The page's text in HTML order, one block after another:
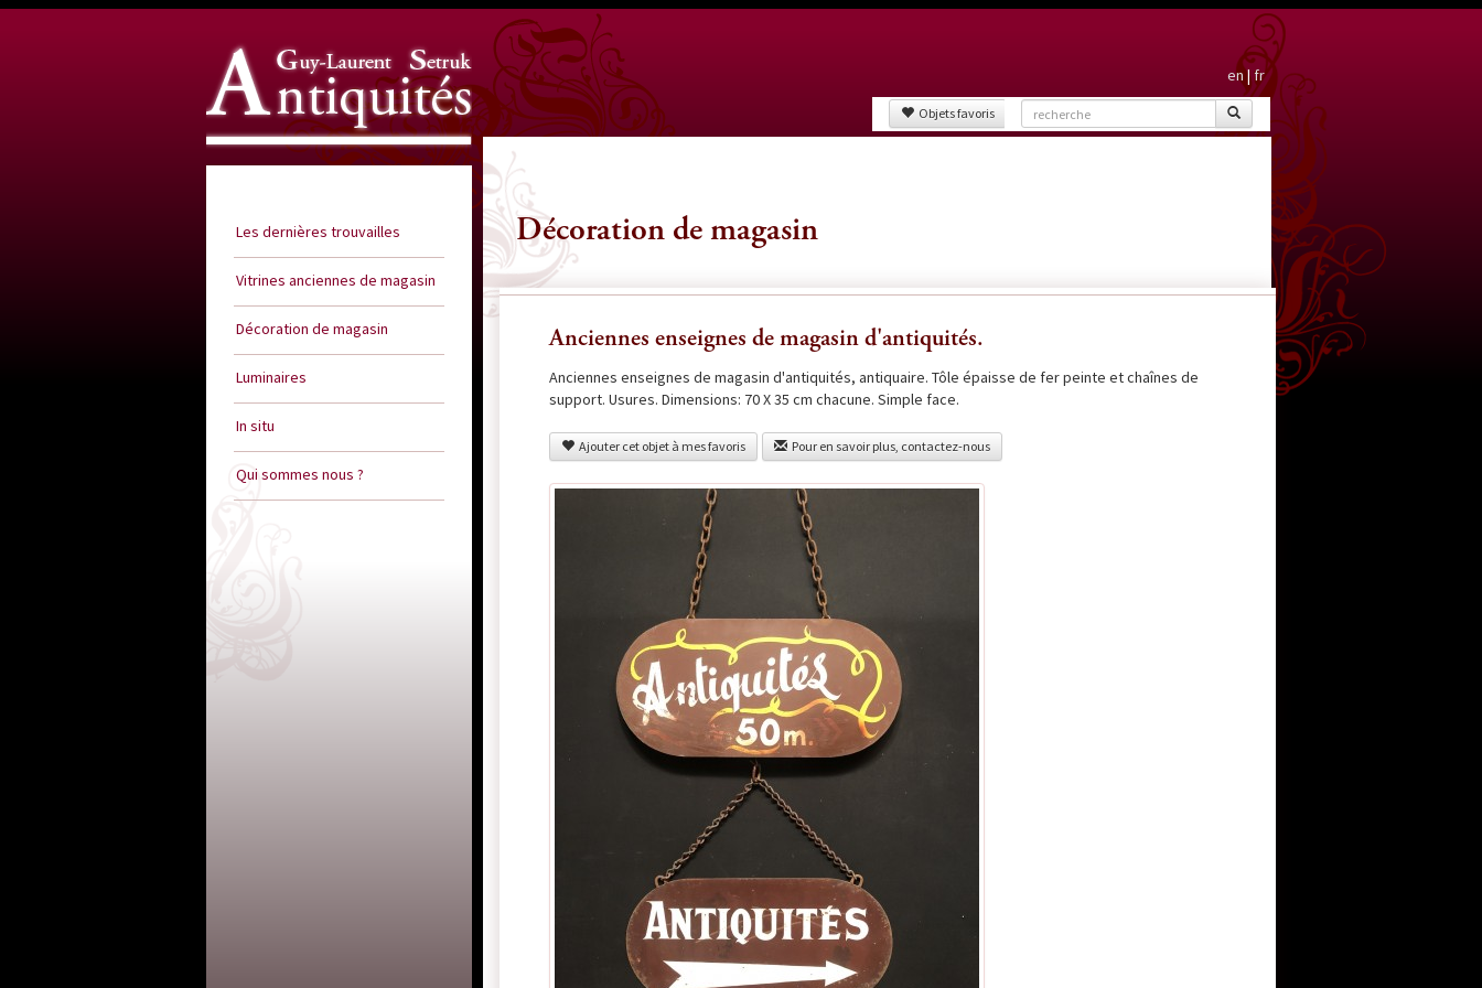
Les dernières trouvailles
Vitrines anciennes de magasin
Décoration de magasin
Luminaires
In situ
Qui sommes nous ?
en|fr
Objets favoris
Décoration de magasin
Anciennes enseignes de magasin d'antiquités.
Anciennes enseignes de magasin d'antiquités, antiquaire. Tôle épaisse de fer peinte et chaînes de
support. Usures. Dimensions: 70 X 35 cm chacune. Simple face.
Ajouter cet objet à mes favoris Pour en savoir plus, contactez-nous